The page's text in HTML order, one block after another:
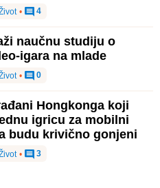
• 4
naučnu studiju o
igara na mlade
• 0
Hongkonga koji
igricu za mobilni
budu krivično gonjeni
• 3